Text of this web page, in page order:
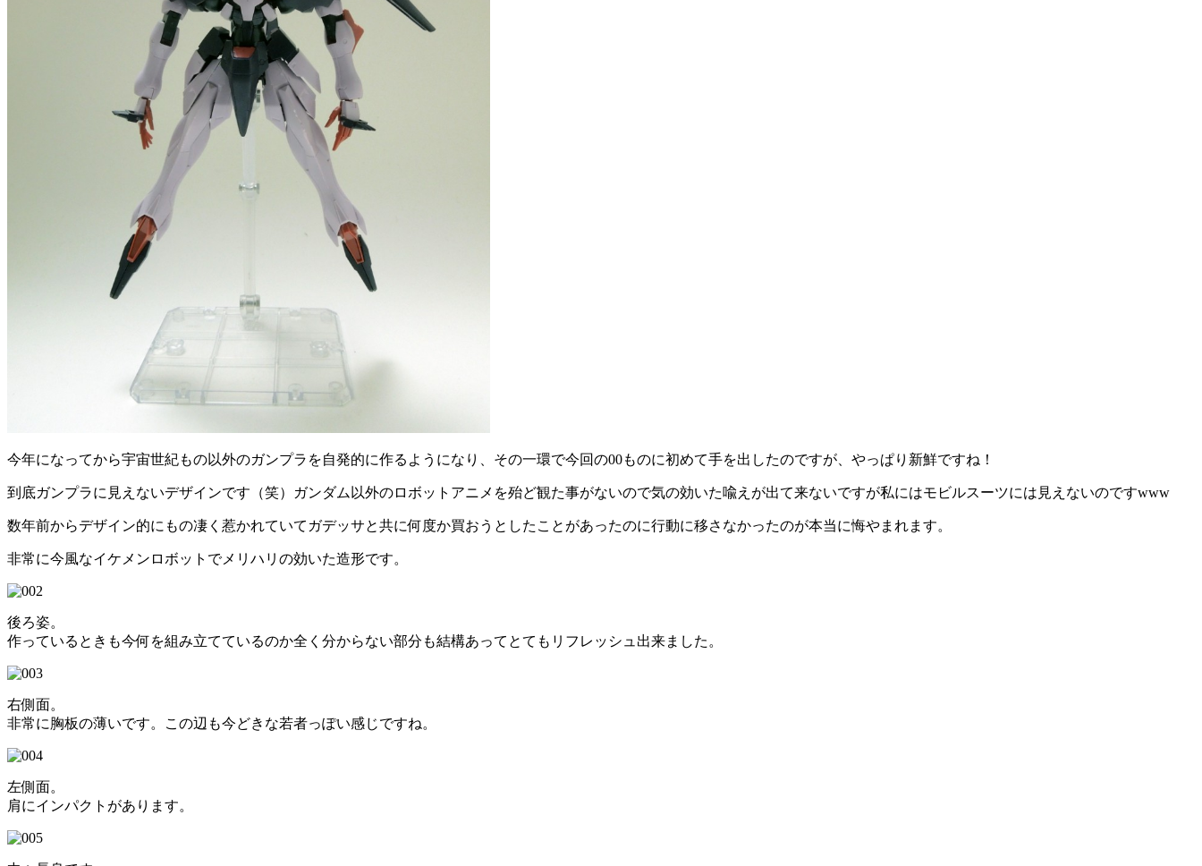
今年になってから宇宙世紀もの以外のガンプラを自発的に作るようになり、その一環で今回の00ものに初めて手を出したのですが、やっぱり新鮮ですね！
到底ガンプラに見えないデザインです（笑）ガンダム以外のロボットアニメを殆ど観た事がないので気の効いた喩えが出て来ないですが私にはモビルスーツには見えないのですwww
数年前からデザイン的にもの凄く惹かれていてガデッサと共に何度か買おうとしたことがあったのに行動に移さなかったのが本当に悔やまれます。
非常に今風なイケメンロボットでメリハリの効いた造形です。
後ろ姿。
作っているときも今何を組み立てているのか全く分からない部分も結構あってとてもリフレッシュ出来ました。
右側面。
非常に胸板の薄いです。この辺も今どきな若者っぽい感じですね。
左側面。
肩にインパクトがあります。